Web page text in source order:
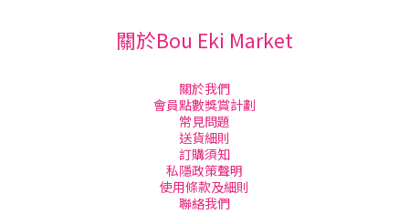
關於Bou Eki Market
關於我們
會員點數獎賞計劃
常見問題
送貨細則
訂購須知
私隱政策聲明
使用條款及細則
聯絡我們